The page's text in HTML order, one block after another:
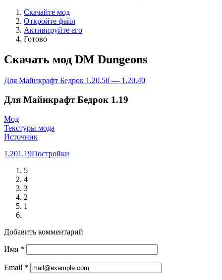
Скачайте мод
Откройте файл
Активируйте его
Готово
Скачать мод DM Dungeons
Для Майнкрафт Бедрок 1.20.50 — 1.20.40
Для Майнкрафт Бедрок 1.19
Мод
Текстуры мода
Источник
1.201.19Постройки
5
4
3
2
1
Добавить комментарий
Имя *
Email *